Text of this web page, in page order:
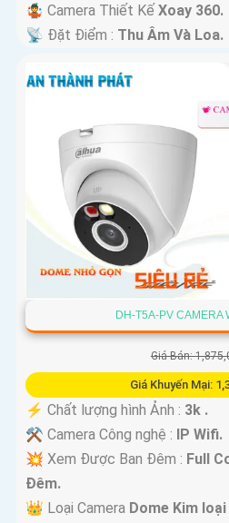
🤹 Camera Thiết Kế Xoay 360.
️📡 Đặt Điểm : Thu Âm Và Loa.
DH-T5A-PV CAMERA
Giá Bán:
Giá Khuyến Mại:
️⚡ Chất lượng hình Ảnh : 3k .
⚒ Camera Công nghệ : IP Wifi.
💥 Xem Được Ban Đêm : Full
Ðêm.
👑 Loại Camera Dome Kim